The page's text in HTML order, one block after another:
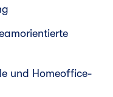
und Homeoffice-